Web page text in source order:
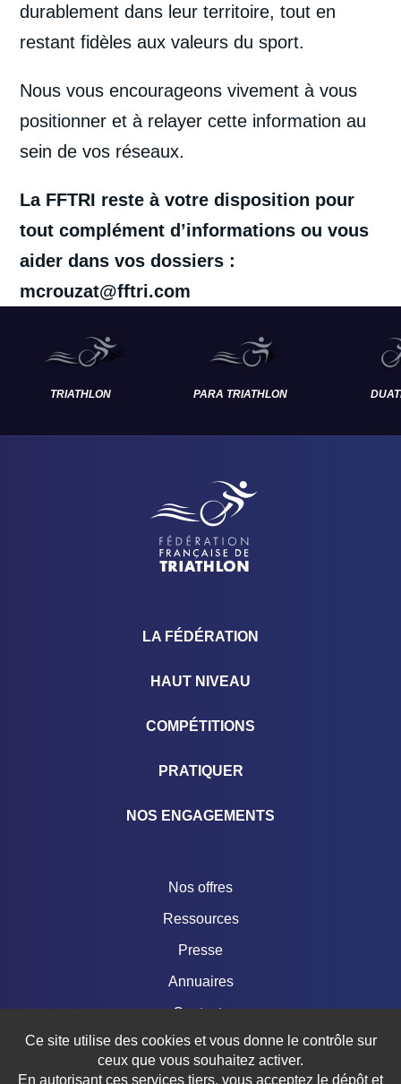
durablement dans leur territoire, tout en
restant fidèles aux valeurs du sport.
Nous vous encourageons vivement à vous
positionner et à relayer cette information au
sein de vos réseaux.
La FFTRI reste à votre disposition pour
tout complément d’informations ou vous
aider dans vos dossiers :
mcrouzat@fftri.com
TRIATHLON PARA TRIATHLON
LA FÉDÉRATION
HAUT NIVEAU
COMPÉTITIONS
PRATIQUER
NOS ENGAGEMENTS
Nos offres
Ressources
Presse
Annuaires
Contacts
Boutique
Ce site utilise des cookies et vous donne le contrôle sur
ceux que vous souhaitez activer.
En autorisant ces services tiers, vous acceptez le dépôt et